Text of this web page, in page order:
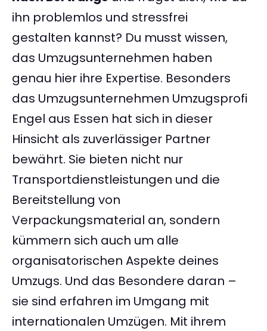
ihn problemlos und stressfrei
gestalten kannst? Du musst wissen,
das Umzugsunternehmen haben
genau hier ihre Expertise. Besonders
das Umzugsunternehmen Umzugsprofi
Engel aus Essen hat sich in dieser
Hinsicht als zuverlässiger Partner
bewährt. Sie bieten nicht nur
Transportdienstleistungen und die
Bereitstellung von
Verpackungsmaterial an, sondern
kümmern sich auch um alle
organisatorischen Aspekte deines
Umzugs. Und das Besondere daran –
sie sind erfahren im Umgang mit
internationalen Umzügen. Mit ihrem